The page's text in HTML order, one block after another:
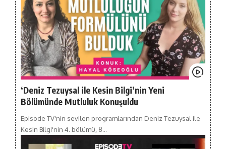
‘Deniz Tezuysal ile Kesin Bilgi’nin Yeni
Bölümünde Mutluluk Konuşuldu
Episode TV'nin sevilen programlarından Deniz Tezuysal ile
Kesin Bilgi'nin 4. bölümü, 8…